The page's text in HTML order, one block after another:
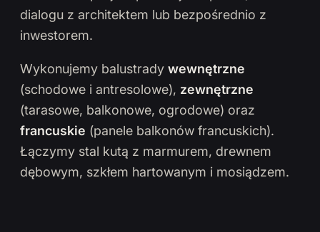
dialogu z architektem lub bezpośrednio z
inwestorem.
Wykonujemy balustrady wewnętrzne
(schodowe i antresolowe), zewnętrzne
(tarasowe, balkonowe, ogrodowe) oraz
francuskie (panele balkonów francuskich).
Łączymy stal kutą z marmurem, drewnem
dębowym, szkłem hartowanym i mosiądzem.